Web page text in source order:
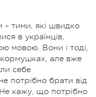
– тими, які швидко
в українців,
мовою. Вони і тоді,
кормушках, але вже
себе
потрібно брати від
кажу, що потрібно